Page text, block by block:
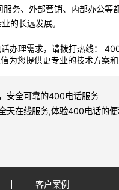
服务、外部营销、内部办公等
的长远发展。
办理需求，请拨打热线：
为您提供更专业的技术方案和
安全可靠的400电话服务
天在线服务,体验400电话的便
客户案例